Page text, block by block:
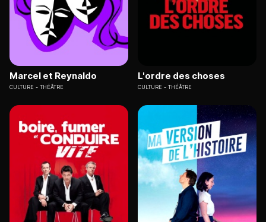
Marcel et Reynaldo
CULTURE THÉÂTRE
L'ordre des choses
CULTURE THÉÂTRE